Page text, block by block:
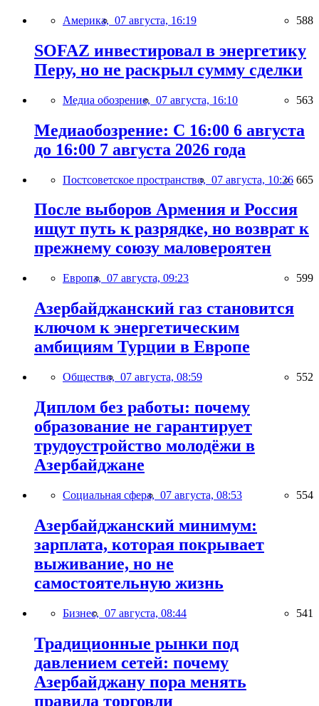
Америка, 07 августа, 16:19 588
SOFAZ инвестировал в энергетику
Перу, но не раскрыл сумму сделки
Медиа обозрение, 07 августа, 16:10 563
Медиаобозрение: С 16:00 6 августа
до 16:00 7 августа 2026 года
Постсоветское пространство, 07 августа, 10:26 665
После выборов Армения и Россия
ищут путь к разрядке, но возврат к
прежнему союзу маловероятен
Европа, 07 августа, 09:23 599
Азербайджанский газ становится
ключом к энергетическим
амбициям Турции в Европе
Общество, 07 августа, 08:59 552
Диплом без работы: почему
образование не гарантирует
трудоустройство молодёжи в
Азербайджане
Социальная сфера, 07 августа, 08:53 554
Азербайджанский минимум:
зарплата, которая покрывает
выживание, но не
самостоятельную жизнь
Бизнес, 07 августа, 08:44 541
Традиционные рынки под
давлением сетей: почему
Азербайджану пора менять
правила торговли